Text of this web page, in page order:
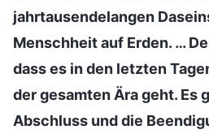
jahrtausendelangen
Menschheit auf Erden. …
dass es in den letzten
der gesamten Ära geht. Es
Abschluss und die